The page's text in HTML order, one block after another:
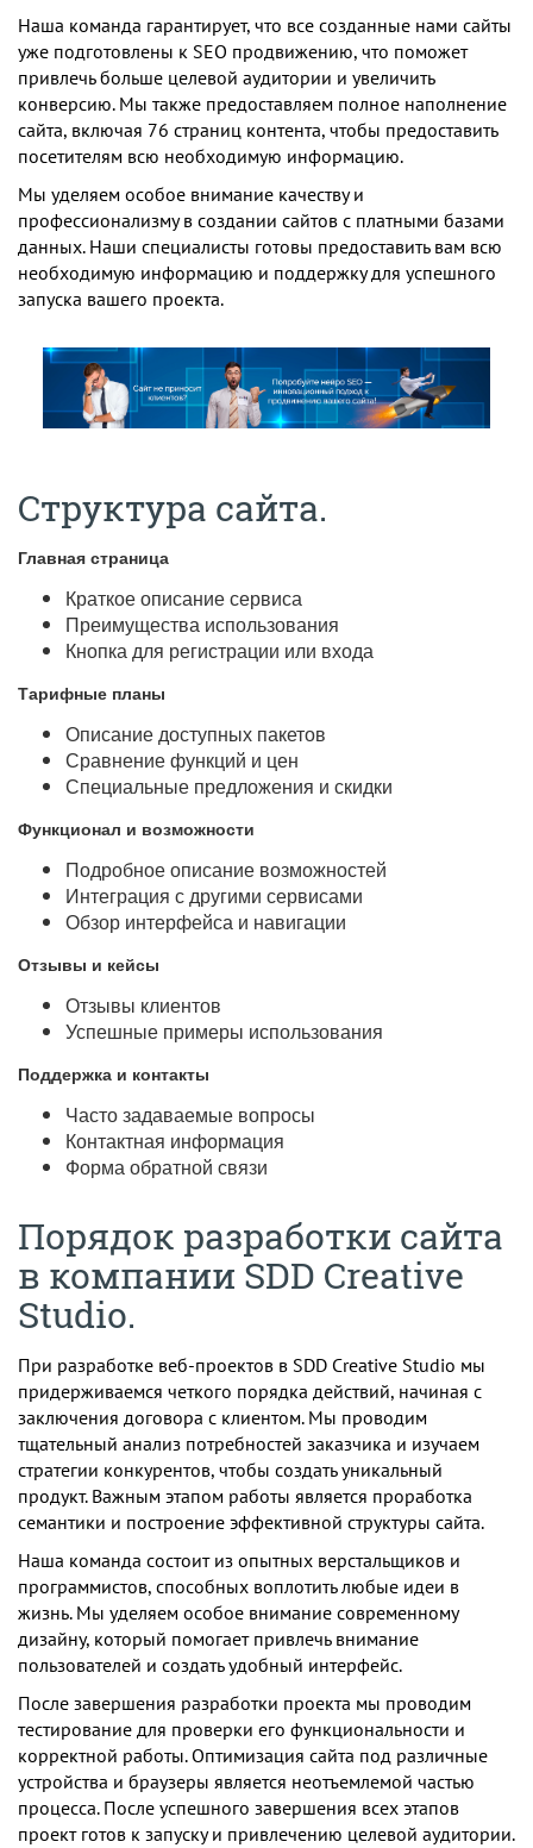
Наша команда гарантирует, что все созданные нами сайты
уже подготовлены к SEO продвижению, что поможет
привлечь больше целевой аудитории и увеличить
конверсию. Мы также предоставляем полное наполнение
сайта, включая 76 страниц контента, чтобы предоставить
посетителям всю необходимую информацию.
Мы уделяем особое внимание качеству и
профессионализму в создании сайтов с платными базами
данных. Наши специалисты готовы предоставить вам всю
необходимую информацию и поддержку для успешного
запуска вашего проекта.
Структура сайта.
Главная страница
Краткое описание сервиса
Преимущества использования
Кнопка для регистрации или входа
Тарифные планы
Описание доступных пакетов
Сравнение функций и цен
Специальные предложения и скидки
Функционал и возможности
Подробное описание возможностей
Интеграция с другими сервисами
Обзор интерфейса и навигации
Отзывы и кейсы
Отзывы клиентов
Успешные примеры использования
Поддержка и контакты
Часто задаваемые вопросы
Контактная информация
Форма обратной связи
Порядок разработки сайта
в компании SDD Creative
Studio.
При разработке веб-проектов в SDD Creative Studio мы
придерживаемся четкого порядка действий, начиная с
заключения договора с клиентом. Мы проводим
тщательный анализ потребностей заказчика и изучаем
стратегии конкурентов, чтобы создать уникальный
продукт. Важным этапом работы является проработка
семантики и построение эффективной структуры сайта.
Наша команда состоит из опытных верстальщиков и
программистов, способных воплотить любые идеи в
жизнь. Мы уделяем особое внимание современному
дизайну, который помогает привлечь внимание
пользователей и создать удобный интерфейс.
После завершения разработки проекта мы проводим
тестирование для проверки его функциональности и
корректной работы. Оптимизация сайта под различные
устройства и браузеры является неотъемлемой частью
процесса. После успешного завершения всех этапов
проект готов к запуску и привлечению целевой аудитории.